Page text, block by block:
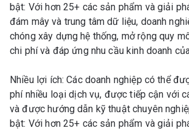
bật: Với hơn 25+ các sản phẩm và giải
đám mây và trung tâm dữ liệu, doanh
chóng xây dựng hệ thống, mở rộng quy
chi phí và đáp ứng nhu cầu kinh doanh
Nhiều lợi ích: Các doanh nghiệp có thể
phí nhiều loại dịch vụ, được tiếp cận với
và được hướng dẫn kỹ thuật chuyên
bật: Với hơn 25+ các sản phẩm và giải